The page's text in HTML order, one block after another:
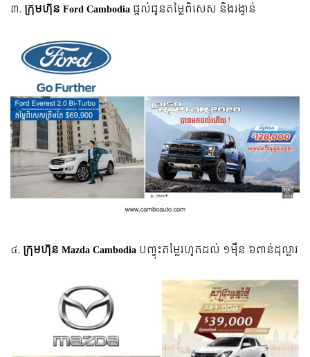
៣. ក្រុមហ៊ុន Ford Cambodia ផ្តល់ជូនតម្លៃពិសេស និងរង្វាន់
៤. ក្រុមហ៊ុន Mazda Cambodia បញ្ចុះតម្លៃរហូតដល់ ១ម៉ឺន ៦ពាន់ដុល្លារ